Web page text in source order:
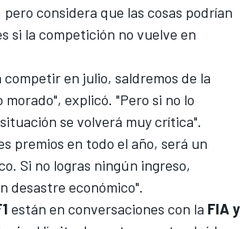
considera que las cosas podrían
si la competición no vuelve en
competir en julio, saldremos de la
morado", explicó. "Pero si no lo
se volverá muy crítica".
premios en todo el año, será un
Si no logras ningún ingreso,
desastre económico".
están en conversaciones con la FIA y